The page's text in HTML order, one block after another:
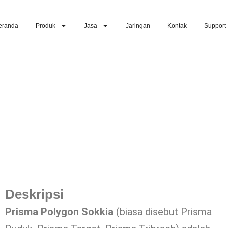
Produk Jasa Jaringan Kontak Support
Deskripsi
Prisma Polygon Sokkia(biasa disebut Prisma